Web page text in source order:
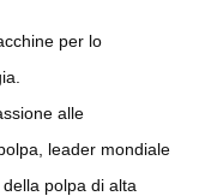
per lo
alle
leader mondiale
polpa di alta